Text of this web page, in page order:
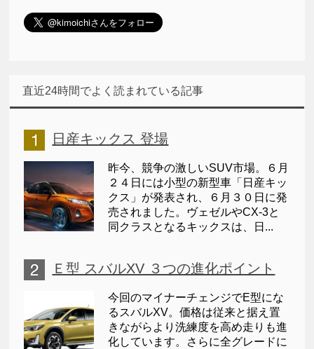
直近24時間でよく読まれている記事
日産キックス 登場
昨今、競争の激しいSUV市場。６月
２４日には小型の新型車「日産キッ
クス」が発表され、６月３０日に発
売されました。ヴェゼルやCX-3と
同クラスとなるキックスは、日...
Ｅ型 スバルXV ３つの進化ポイント
今回のマイナーチェンジでE型にな
るスバルXV。価格は従来と据え置
きながらより洗練度を高め走りも進
化しています。さらに全グレードに